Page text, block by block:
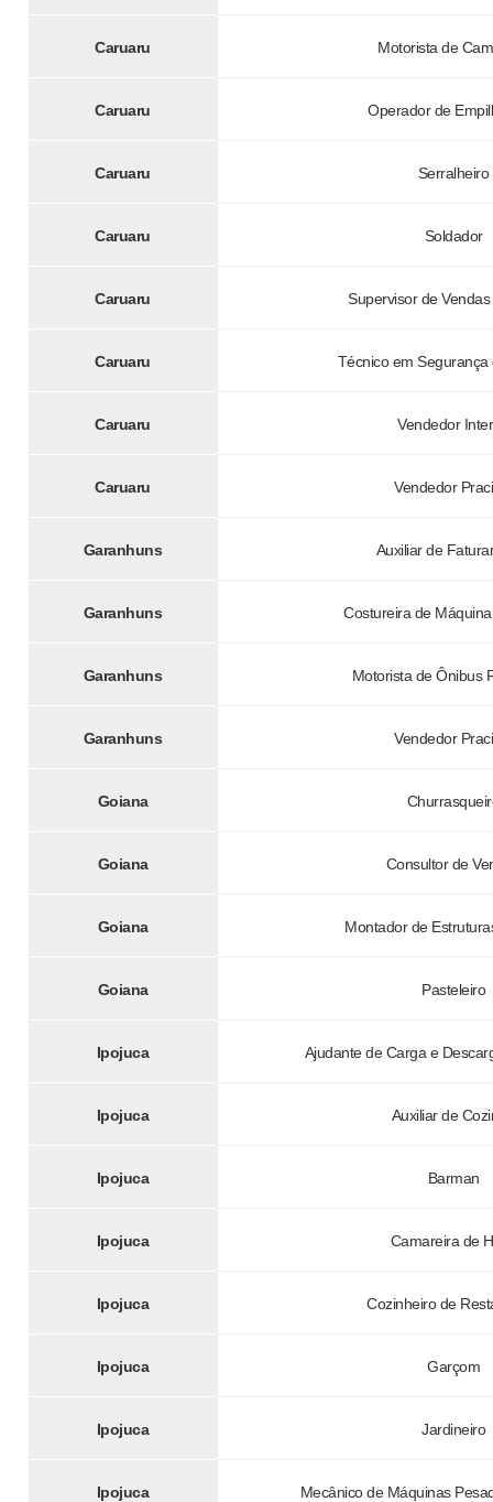
Caruaru Motorista de
Caruaru Operador de
Caruaru Serralheiro
Caruaru Soldador
Caruaru Supervisor de
Caruaru Técnico em Segurança
Caruaru Vendedor
Caruaru Vendedor
Garanhuns Auxiliar de
Garanhuns Costureira de
Garanhuns Motorista de Ônibus
Garanhuns Vendedor
Goiana
Goiana Consultor de
Goiana Montador de
Goiana Pasteleiro
Ipojuca Ajudante de Carga e
Ipojuca Auxiliar de
Ipojuca Barman
Ipojuca Camareira de
Ipojuca Cozinheiro de
Ipojuca Garçom
Ipojuca Jardineiro
Ipojuca Mecânico de Máquinas